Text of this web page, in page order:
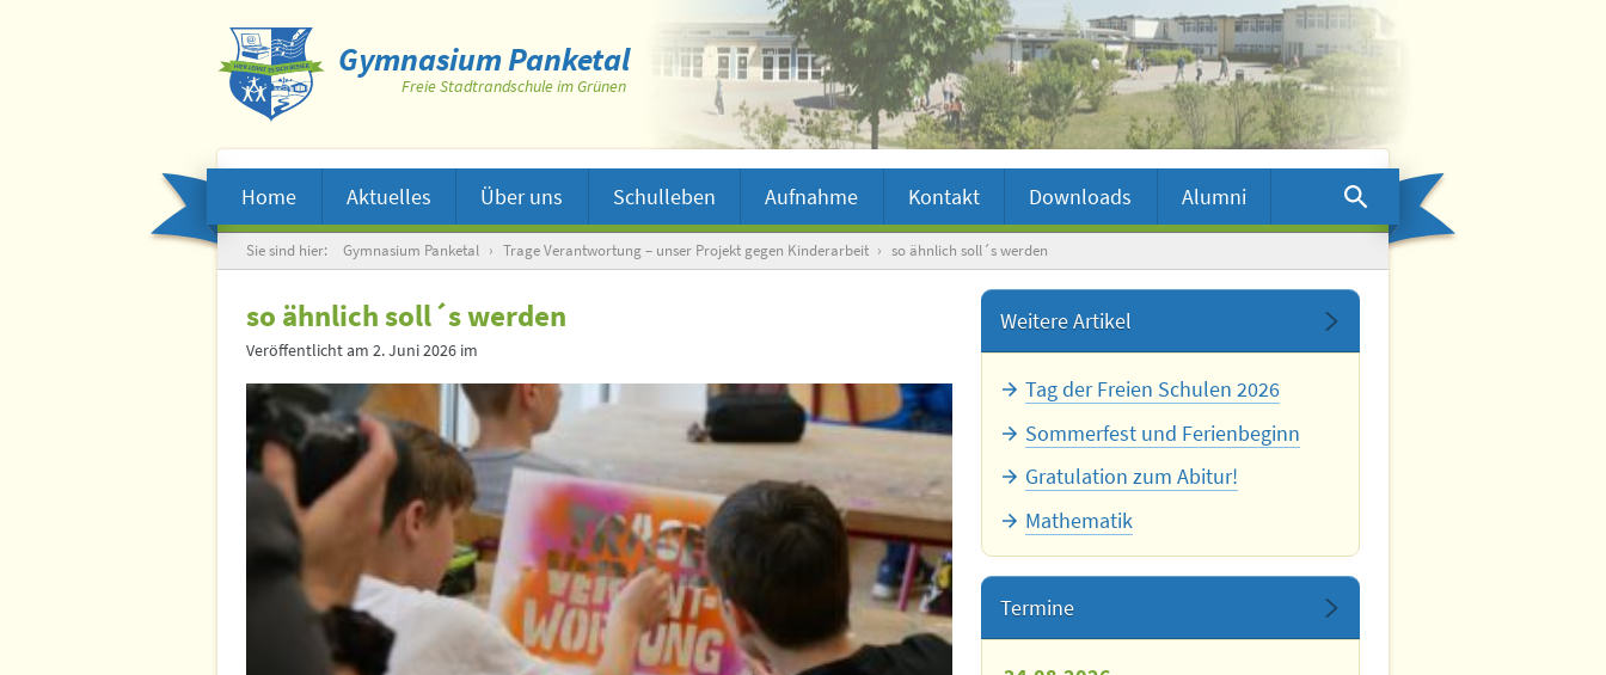
Gymnasium Panketal
Freie Stadtrandschule im Grünen
Home Aktuelles Über uns Schulleben Aufnahme Kontakt Downloads
Alumni
Suche
Sie sind hier: Gymnasium Panketal › Trage Verantwortung – unser Projekt gegen Kinderarbeit › so ähnlich soll´s werden
so ähnlich soll´s werden
Veröffentlicht am 2. Juni 2026 im
Weitere Artikel
Tag der Freien Schulen 2026
Sommerfest und Ferienbeginn
Gratulation zum Abitur!
Mathematik
Termine